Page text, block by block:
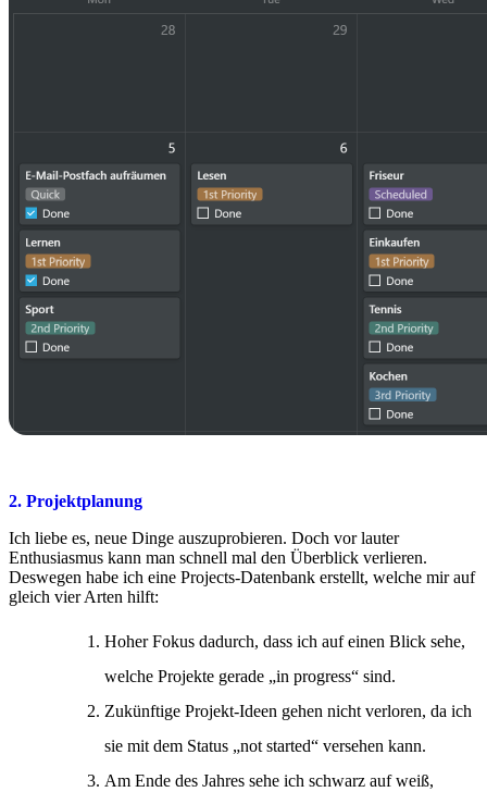
2. Projektplanung
Ich liebe es, neue Dinge auszuprobieren. Doch vor lauter
Enthusiasmus kann man schnell mal den Überblick verlieren.
Deswegen habe ich eine Projects-Datenbank erstellt, welche mir auf
gleich vier Arten hilft:
Hoher Fokus dadurch, dass ich auf einen Blick sehe,
welche Projekte gerade „in progress“ sind.
Zukünftige Projekt-Ideen gehen nicht verloren, da ich
sie mit dem Status „not started“ versehen kann.
Am Ende des Jahres sehe ich schwarz auf weiß,